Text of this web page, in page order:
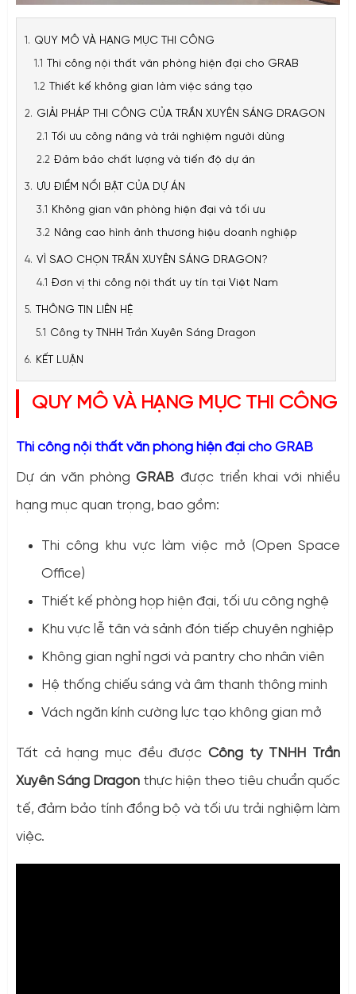
QUY MÔ VÀ HẠNG MỤC THI CÔNG
Thi công nội thất văn phòng hiện đại cho GRAB
Thiết kế không gian làm việc sáng tạo
GIẢI PHÁP THI CÔNG CỦA TRẦN XUYÊN SÁNG DRAGON
Tối ưu công năng và trải nghiệm người dùng
Đảm bảo chất lượng và tiến độ dự án
ƯU ĐIỂM NỔI BẬT CỦA DỰ ÁN
Không gian văn phòng hiện đại và tối ưu
Nâng cao hình ảnh thương hiệu doanh nghiệp
VÌ SAO CHỌN TRẦN XUYÊN SÁNG DRAGON?
Đơn vị thi công nội thất uy tín tại Việt Nam
THÔNG TIN LIÊN HỆ
Công ty TNHH Trần Xuyên Sáng Dragon
KẾT LUẬN
QUY MÔ VÀ HẠNG MỤC THI CÔNG
Thi công nội thất văn phòng hiện đại cho GRAB
Dự án văn phòngGRAB được triển khai với nhiều
hạng mục quan trọng, bao gồm:
Thi công khu vực làm việc mở (Open Space
Office)
Thiết kế phòng họp hiện đại, tối ưu công nghệ
Khu vực lễ tân và sảnh đón tiếp chuyên nghiệp
Không gian nghỉ ngơi và pantry cho nhân viên
Hệ thống chiếu sáng và âm thanh thông minh
Vách ngăn kính cường lực tạo không gian mở
Tất cả hạng mục đều được Công ty TNHH Trần
Xuyên Sáng Dragon thực hiện theo tiêu chuẩn quốc
tế, đảm bảo tính đồng bộ và tối ưu trải nghiệm làm
việc.